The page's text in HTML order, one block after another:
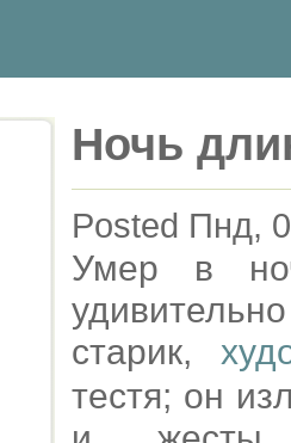
Ночь
Posted Пнд,
Умер в
старик,
тестя; он